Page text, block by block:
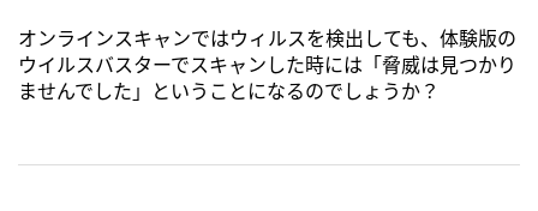
オンラインスキャンではウィルスを検出しても、体験版の
ウイルスバスターでスキャンした時には「脅威は見つかり
ませんでした」ということになるのでしょうか？